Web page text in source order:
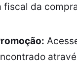
da